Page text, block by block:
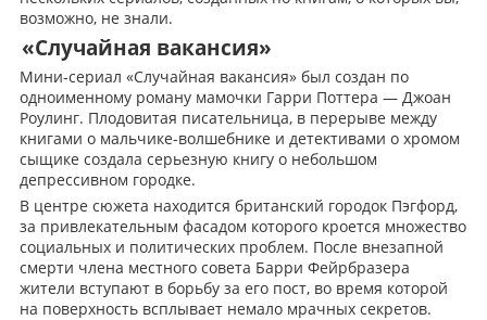
возможно, не знали.
«Случайная вакансия»
Мини-сериал «Случайная вакансия» был создан по
одноименному роману мамочки Гарри Поттера — Джоан
Роулинг. Плодовитая писательница, в перерыве между
книгами о мальчике-волшебнике и детективами о хромом
сыщике создала серьезную книгу о небольшом
депрессивном городке.
В центре сюжета находится британский городок Пэгфорд,
за привлекательным фасадом которого кроется множество
социальных и политических проблем. После внезапной
смерти члена местного совета Барри Фейрбразера
жители вступают в борьбу за его пост, во время которой
на поверхность всплывает немало мрачных секретов.